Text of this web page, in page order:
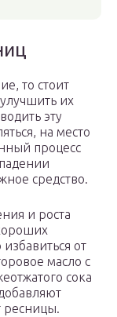
то стоит
их
эту
на место
процесс
средство.
и роста
от
масло с
сока
ресницы.